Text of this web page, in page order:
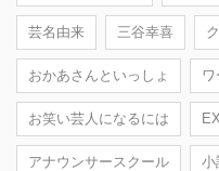
芸名由来 三谷幸喜
おかあさんといっしょ
お笑い芸人になるには
アナウンサースクール 小